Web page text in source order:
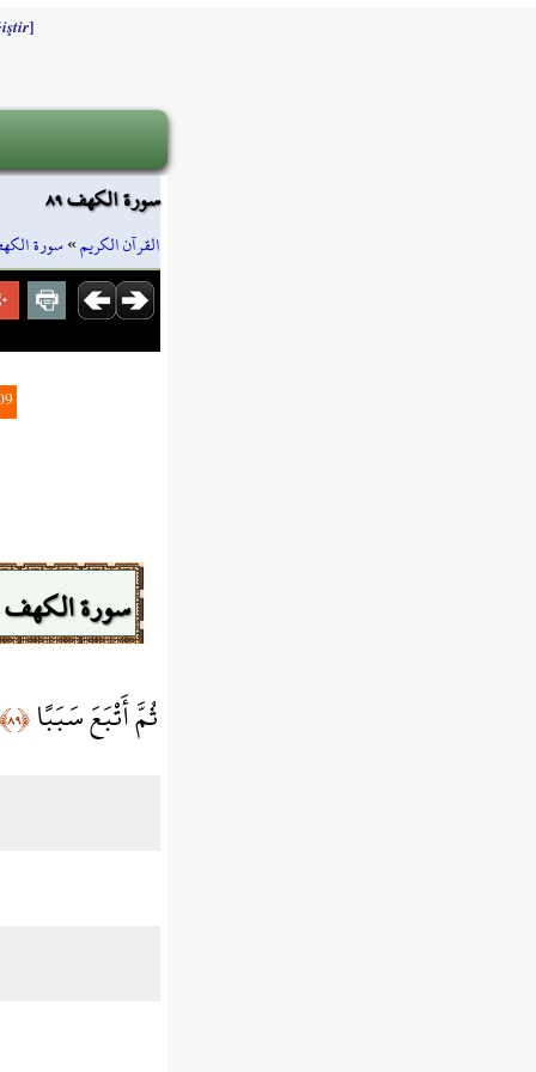
]
سورة الكهف ٨٩
القرآن الكريم»سورة
سورة الكهف
ثُمَّ أَتْبَعَ سَبَبًا﴿٨٩﴾